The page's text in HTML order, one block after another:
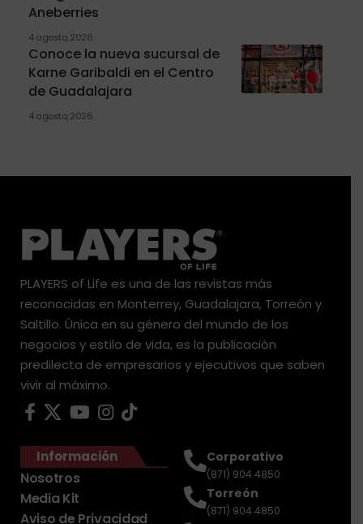
Aneberries
4 agosto, 2026
Conoce la nueva sucursal de
Karne Garibaldi en el Centro
de Guadalajara
4 agosto, 2026
PLAYERS of Life es una de las revistas más
reconocidas en Monterrey, Guadalajara, Torreón y
Saltillo. Única en su género del mundo de los
negocios y estilo de vida, es la publicación
predilecta de empresarios y ejecutivos que saben
vivir al máximo.
Información
Nosotros
Media Kit
Aviso de Privacidad
Corporativo
(871) 904 4850
Torreón
(871) 904 4850